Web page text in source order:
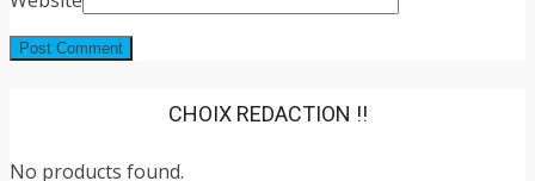
CHOIX REDACTION !!
No products found.